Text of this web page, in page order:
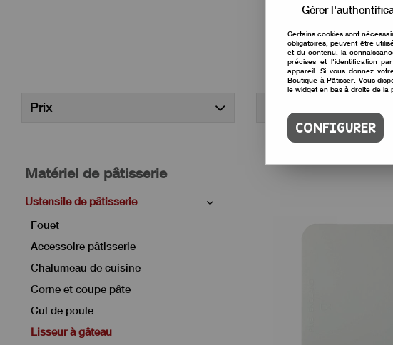
Prix
Matériel de pâtisserie
Ustensile de pâtisserie
Fouet
Accessoire pâtisserie
Chalumeau de cuisine
Corne et coupe pâte
Cul de poule
Lisseur à gâteau
Gérer
Certains cookies sont
obligatoires, peuvent être
et du contenu, la
précises et l'identification
appareil. Si vous donnez
Boutique à Pâtisser. Vous
le widget en bas à droite de la
CONFIGURER